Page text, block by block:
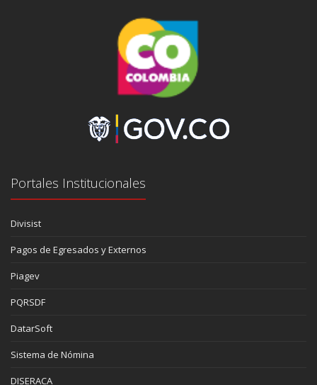
Portales Institucionales
Divisist
Pagos de Egresados y Externos
Piagev
PQRSDF
DatarSoft
Sistema de Nómina
DISERACA